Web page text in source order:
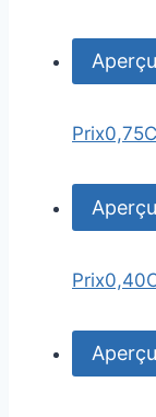
Prix
Prix